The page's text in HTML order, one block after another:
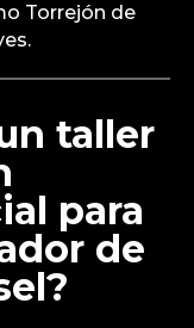
Torrejón de
taller
para
de